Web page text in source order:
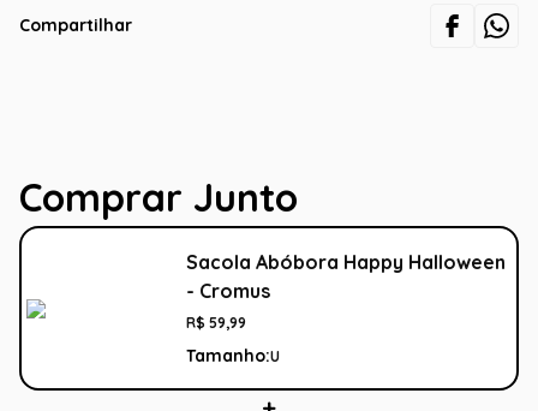
Compartilhar
Comprar Junto
Sacola Abóbora Happy Halloween
- Cromus
R$ 59,99
Tamanho:U